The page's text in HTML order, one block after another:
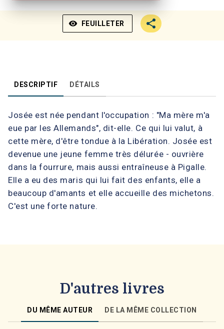
visibility FEUILLETER
DESCRIPTIF DÉTAILS
Josée est née pendant l'occupation : "Ma mère m'a
eue par les Allemands", dit-elle. Ce qui lui valut, à
cette mère, d'être tondue à la Libération. Josée est
devenue une jeune femme très délurée - ouvrière
dans la fourrure, mais aussi entraîneuse à Pigalle.
Elle a eu des maris qui lui fait des enfants, elle a
beaucoup d'amants et elle accueille des michetons.
C'est une forte nature.
D'autres livres
DU MÊME AUTEUR DE LA MÊME COLLECTION